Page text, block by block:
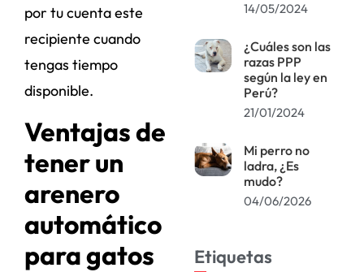
por tu cuenta este
recipiente cuando
tengas tiempo
disponible.
Ventajas de
tener un
arenero
automático
para gatos
14/05/2024
¿Cuáles son las
razas PPP
según la ley en
Perú?
21/01/2024
Mi perro no
ladra, ¿Es
mudo?
04/06/2026
Etiquetas